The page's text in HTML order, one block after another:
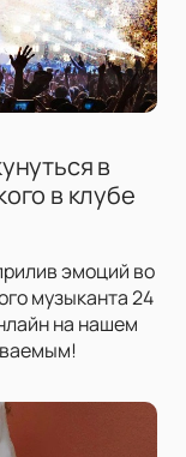
в
в клубе
эмоций во
музыканта 24
на нашем